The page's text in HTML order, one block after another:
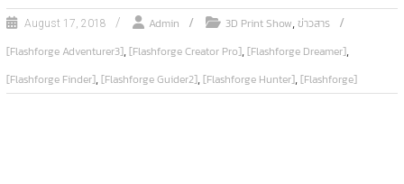
August 17, 2018 Admin 3D Print Show,ข่าวสาร
[Flashforge Adventurer3],[Flashforge Creator Pro],[Flashforge Dreamer],
[Flashforge Finder],[Flashforge Guider2],[Flashforge Hunter],[Flashforge]